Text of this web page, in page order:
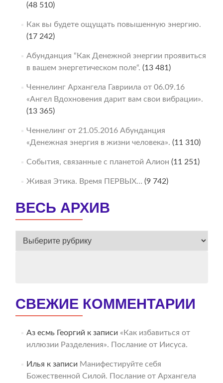
(48 510)
Как вы будете ощущать повышенную энергию.
(17 242)
Абунданция “Как Денежной энергии проявиться
в вашем энергетическом поле“. (13 481)
Ченнелинг Архангела Гавриила от 06.09.16
«Ангел Вдохновения дарит вам свои вибрации».
(13 365)
Ченнелинг от 21.05.2016 Абунданция
«Денежная энергия в жизни человека». (11 310)
События, связанные с планетой Алион (11 251)
Живая Этика. Время ПЕРВЫХ… (9 742)
ВЕСЬ АРХИВ
ВЕСЬ
СВЕЖИЕ КОММЕНТАРИИ
Аз есмь Георгий к записи «Как избавиться от
иллюзии Разделения». Послание от Иисуса.
Илья к записи Манифестируйте себя
Божественной Силой. Послание от Архангела